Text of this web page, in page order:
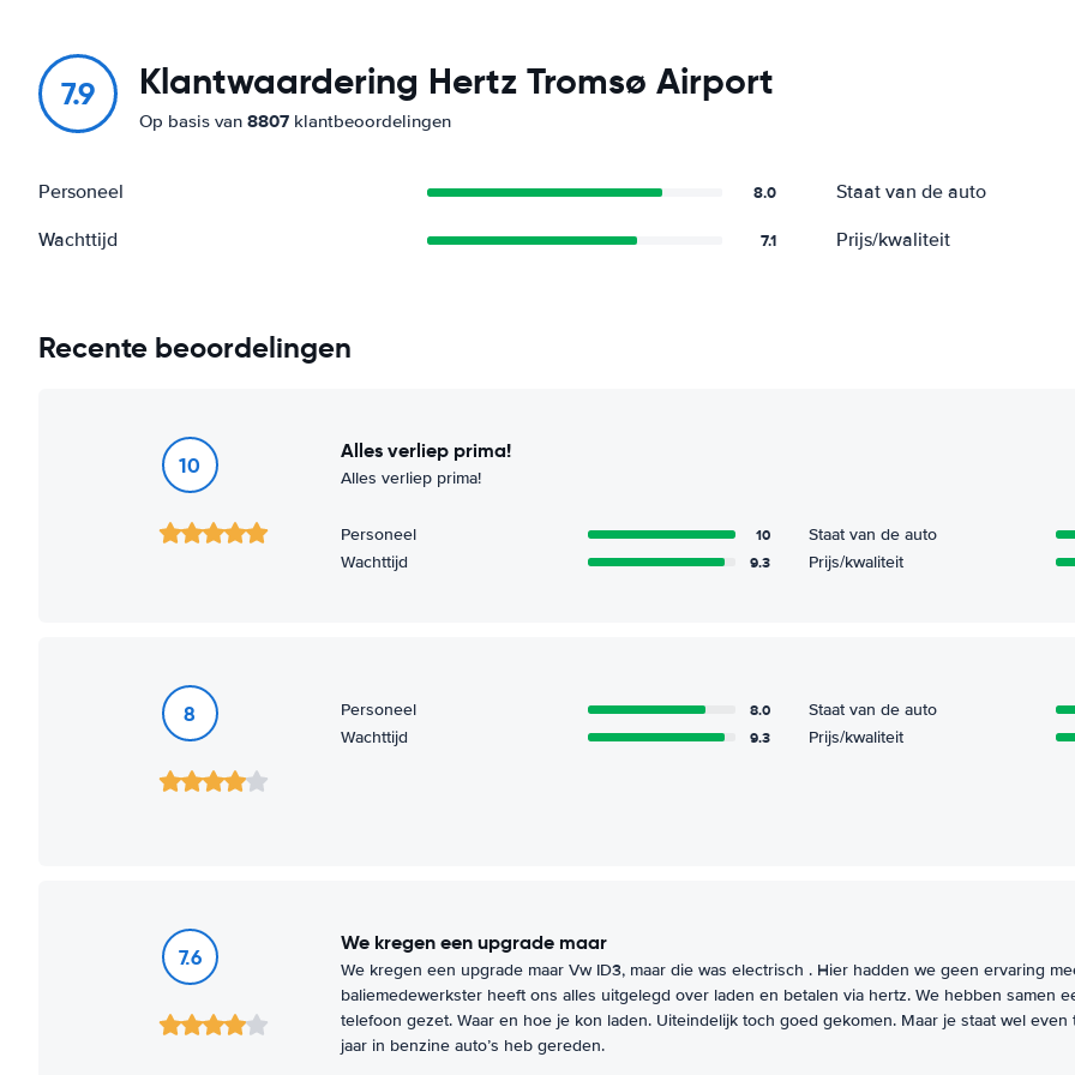
7.9 Klantwaardering Hertz Tromsø Airport
Op basis van 8807 klantbeoordelingen
Personeel 8.0 Staat van de auto
Wachttijd 7.1 Prijs/kwaliteit
Recente beoordelingen
10
Alles verliep prima!
Alles verliep prima!
Personeel 10 Staat van de auto
Wachttijd 9.3 Prijs/kwaliteit
8 Personeel 8.0 Staat van de auto
Wachttijd 9.3 Prijs/kwaliteit
7.6
We kregen een upgrade maar
We kregen een upgrade maar Vw ID3, maar die was electrisch . Hier hadden we geen ervaring
baliemedewerkster heeft ons alles uitgelegd over laden en betalen via hertz. We hebben samen
telefoon gezet. Waar en hoe je kon laden. Uiteindelijk toch goed gekomen. Maar je staat wel even
jaar in benzine auto’s heb gereden.